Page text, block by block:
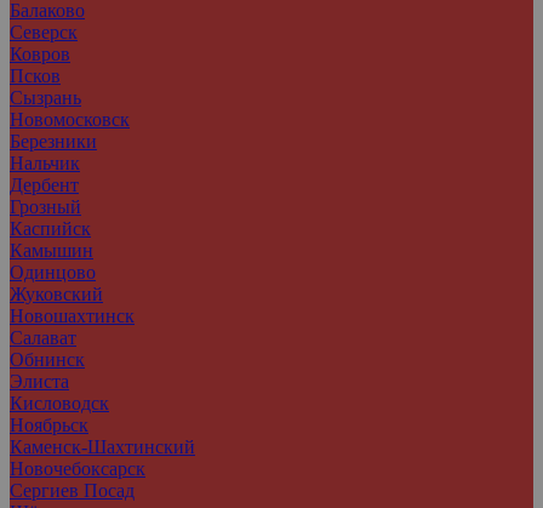
Балаково
Северск
Ковров
Псков
Сызрань
Новомосковск
Березники
Нальчик
Дербент
Грозный
Каспийск
Камышин
Одинцово
Жуковский
Новошахтинск
Салават
Обнинск
Элиста
Кисловодск
Ноябрьск
Каменск-Шахтинский
Новочебоксарск
Сергиев Посад